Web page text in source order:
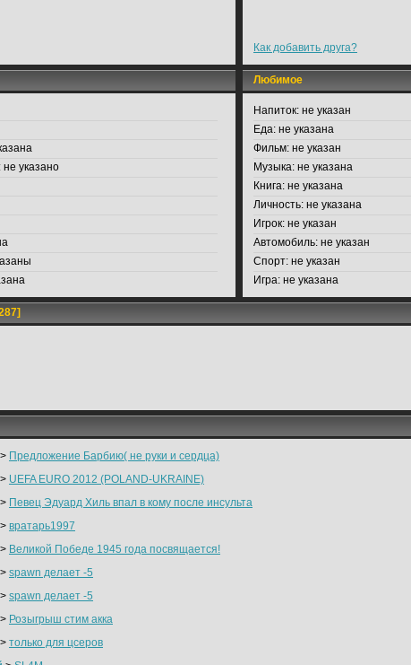
Как добавить друга?
не указано
Любимое
Напиток: не указан
Еда: не указана
Фильм: не указан
Музыка: не указана
Книга: не указана
Личность: не указана
Игрок: не указан
Автомобиль: не указан
Спорт: не указан
Игра: не указана
> Предложение Барбию( не руки и сердца)
> UEFA EURO 2012 (POLAND-UKRAINE)
> Певец Эдуард Хиль впал в кому после инсульта
> вратарь1997
> Великой Победе 1945 года посвящается!
> spawn делает -5
> spawn делает -5
> Розыгрыш стим акка
> только для цсеров